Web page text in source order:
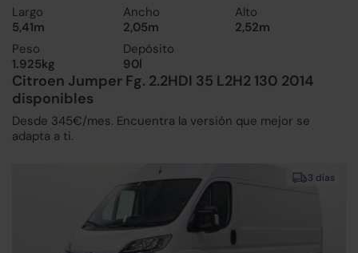
Largo
5,41m
Ancho
2,05m
Alto
2,52m
Peso
1.925kg
Depósito
90l
Citroen Jumper Fg. 2.2HDI 35 L2H2 130 2014
disponibles
Desde 345€/mes. Encuentra la versión que mejor se
adapta a ti.
3 días